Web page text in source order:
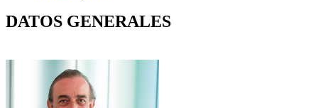
DATOS GENERALES